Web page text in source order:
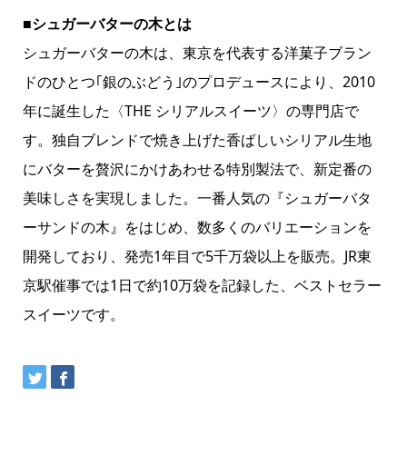
■シュガーバターの木とは
シュガーバターの木は、東京を代表する洋菓子ブラン
ドのひとつ｢銀のぶどう｣のプロデュースにより、2010
年に誕生した〈THE シリアルスイーツ〉の専門店で
す。独自ブレンドで焼き上げた香ばしいシリアル生地
にバターを贅沢にかけあわせる特別製法で、新定番の
美味しさを実現しました。一番人気の『シュガーバタ
ーサンドの木』をはじめ、数多くのバリエーションを
開発しており、発売1年目で5千万袋以上を販売。JR東
京駅催事では1日で約10万袋を記録した、ベストセラー
スイーツです。